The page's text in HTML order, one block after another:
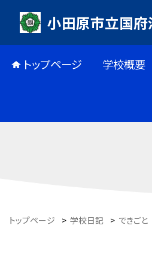
小田原市立国
トップページ 学校概要
トップページ > 学校日記 > できごと